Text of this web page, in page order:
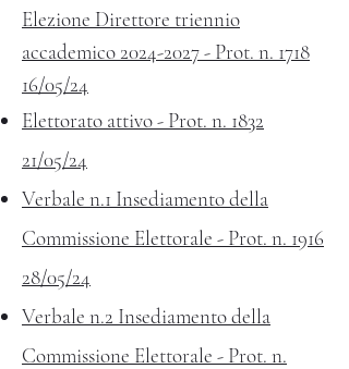
Elezione Direttore triennio
accademico 2024-2027 - Prot. n. 1718
16/05/24
Elettorato attivo - Prot. n. 1832
21/05/24
Verbale n.1 Insediamento della
Commissione Elettorale - Prot. n. 1916
28/05/24
Verbale n.2 Insediamento della
Commissione Elettorale - Prot. n.